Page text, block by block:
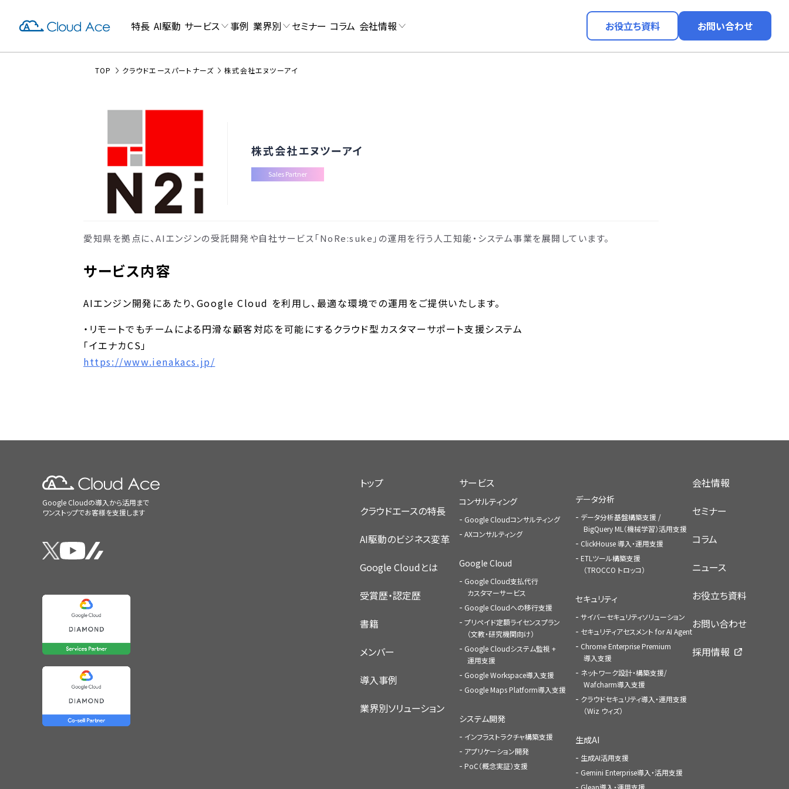
特長 AI駆動 サービス 事例 業界別 セミナー コラム 会社情報 お役立ち資料 お問い合わせ
TOP クラウドエースパートナーズ 株式会社エヌツーアイ
株式会社エヌツーアイ
Sales Partner
愛知県を拠点に、AIエンジンの受託開発や自社サービス「NoRe:suke」の運用を行う人工知能・システム事業を展開しています。
サービス内容
AIエンジン開発にあたり、Google Cloud を利用し、最適な環境での運用をご提供いたします。
・リモートでもチームによる円滑な顧客対応を可能にするクラウド型カスタマーサポート支援システム
「イエナカCS」
https://www.ienakacs.jp/
Google Cloudの導入から活用まで
ワンストップでお客様を支援します
トップ
クラウドエースの特長
AI駆動のビジネス変革
Google Cloudとは
受賞歴・認定歴
書籍
メンバー
導入事例
業界別ソリューション
サービス
コンサルティング
Google Cloudコンサルティング
AXコンサルティング
Google Cloud
Google Cloud支払代行
カスタマーサービス
Google Cloudへの移行支援
プリペイド定額ライセンスプラン
（文教・研究機関向け）
Google Cloudシステム監視 +
運用支援
Google Workspace導入支援
Google Maps Platform導入支援
システム開発
インフラストラクチャ構築支援
アプリケーション開発
PoC（概念実証）支援
データ分析
データ分析基盤構築支援 /
BigQuery ML（機械学習）活用支援
ClickHouse 導入・運用支援
ETLツール構築支援
（TROCCO トロッコ）
セキュリティ
サイバーセキュリティソリューション
セキュリティアセスメント for AI Agent
Chrome Enterprise Premium
導入支援
ネットワーク設計・構築支援/
Wafcharm導入支援
クラウドセキュリティ導入・運用支援
（Wiz ウィズ）
生成AI
生成AI活用支援
Gemini Enterprise導入・活用支援
Glean導入・運用支援
会社情報
セミナー
コラム
ニュース
お役立ち資料
お問い合わせ
採用情報